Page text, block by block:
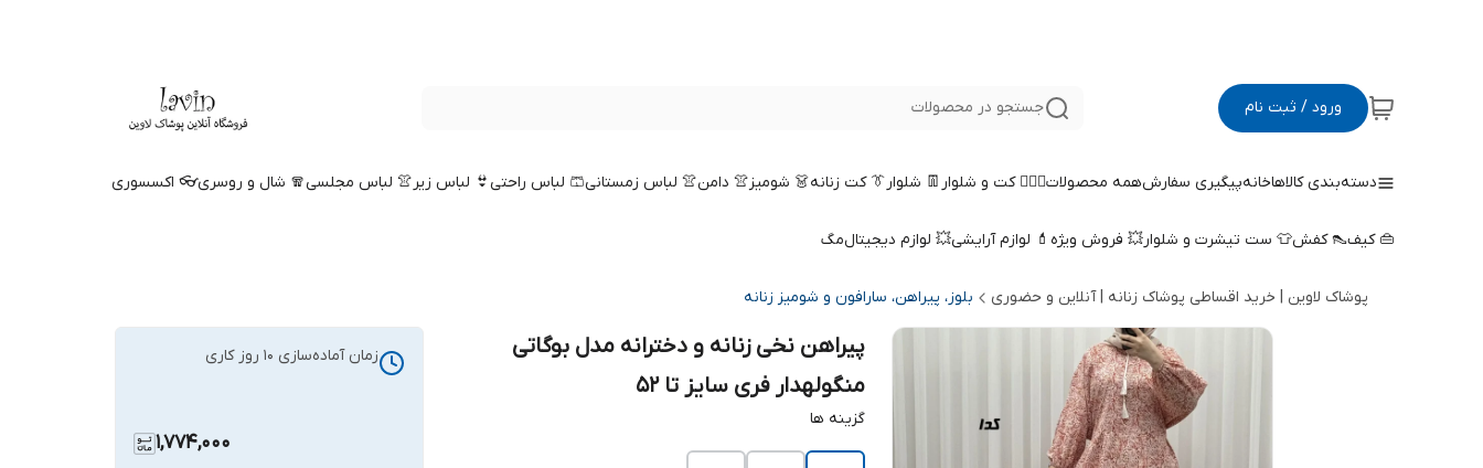
ورود / ثبت نام جستجو در محصولات
دسته‌بندی کالاهاخانهپیگیری سفارشهمه محصولات🤵🏻‍♀️ کت و شلوار 👖 شلوار👔 کت زنانه👗 شومیز👚 دامن👚 لباس زمستانی🩳 لباس راحتی👙 لباس زیر👚 لباس مجلسی🧣 شال و روسری👓 اکسسوری
👜 کیف👠 کفش👕 ست تیشرت و شلوار💥 فروش ویژه 💄 لوازم آرایشی💥 لوازم دیجیتالمگ
پوشاک لاوین | خرید اقساطی پوشاک زنانه | آنلاین و حضوری بلوز، پیراهن، سارافون و شومیز زنانه
پیراهن نخی زنانه و دخترانه مدل بوگاتی
منگولهدار فری سایز تا 52
گزینه ها
زمان آماده‌سازی 10 روز کاری
1,774,000